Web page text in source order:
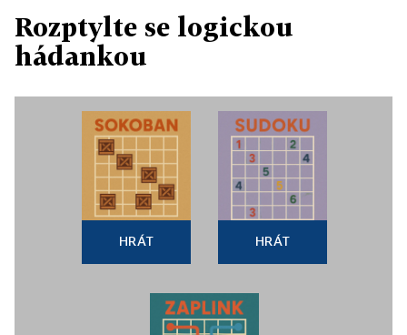
Rozptylte se logickou
hádankou
HRÁT HRÁT